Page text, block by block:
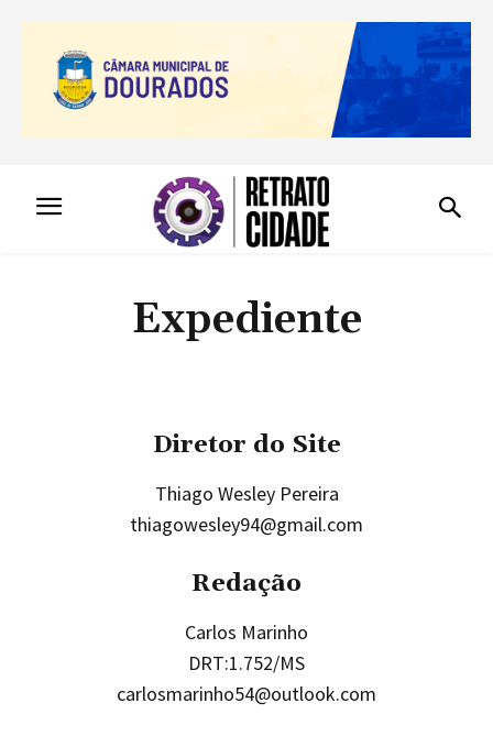
Expediente
Diretor do Site
Thiago Wesley Pereira
thiagowesley94@gmail.com
Redação
Carlos Marinho
DRT:1.752/MS
carlosmarinho54@outlook.com